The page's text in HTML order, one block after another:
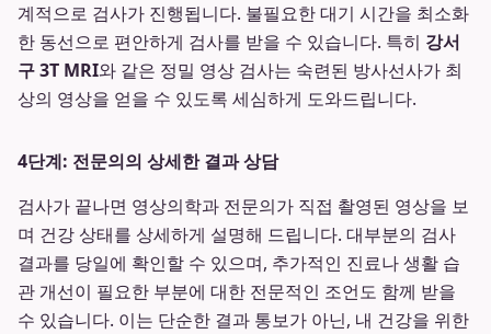
계적으로 검사가 진행됩니다. 불필요한 대기 시간을 최소화
한 동선으로 편안하게 검사를 받을 수 있습니다. 특히 강서
구 3T MRI와 같은 정밀 영상 검사는 숙련된 방사선사가 최
상의 영상을 얻을 수 있도록 세심하게 도와드립니다.
4단계: 전문의의 상세한 결과 상담
검사가 끝나면 영상의학과 전문의가 직접 촬영된 영상을 보
며 건강 상태를 상세하게 설명해 드립니다. 대부분의 검사
결과를 당일에 확인할 수 있으며, 추가적인 진료나 생활 습
관 개선이 필요한 부분에 대한 전문적인 조언도 함께 받을
수 있습니다. 이는 단순한 결과 통보가 아닌, 내 건강을 위한